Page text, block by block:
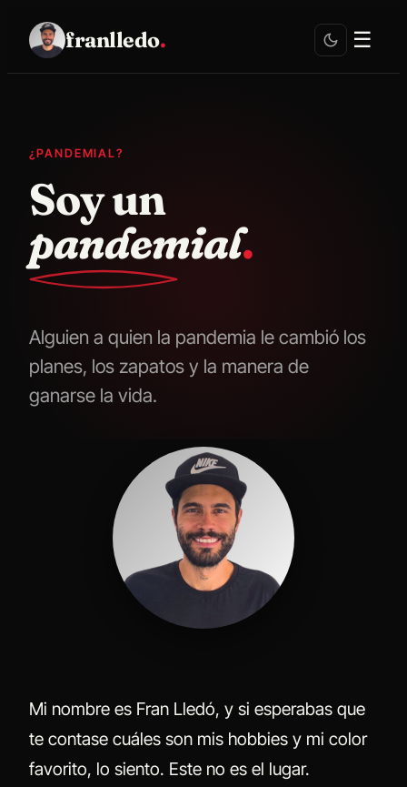
franlledo. ☰
¿PANDEMIAL?
Soy un
pandemial.
Alguien a quien la pandemia le cambió los
planes, los zapatos y la manera de
ganarse la vida.
Mi nombre es Fran Lledó, y si esperabas que
te contase cuáles son mis hobbies y mi color
favorito, lo siento. Este no es el lugar.